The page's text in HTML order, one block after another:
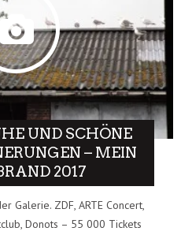
UND SCHÖNE
– MEIN
2017
Galerie. ZDF, ARTE Concert,
Donots – 55 000 Tickets